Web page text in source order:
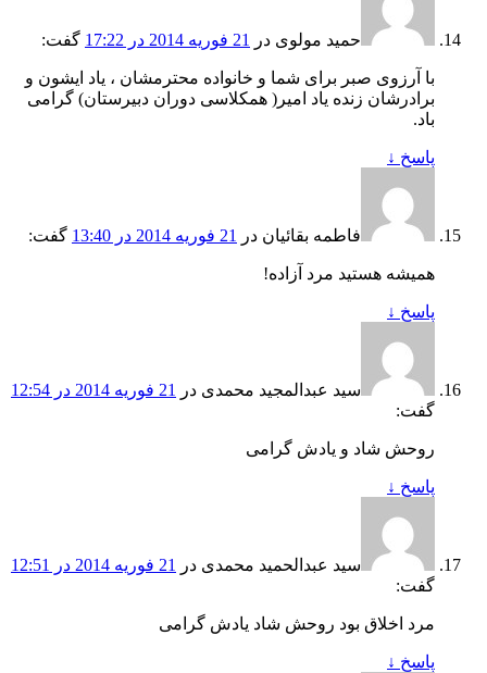
حمید مولوی در 21 فوریه 2014 در 17:22 گفت:
با آرزوی صبر برای شما و خانواده محترمشان ، یاد ایشون و
برادرشان زنده یاد امیر( همکلاسی دوران دبیرستان) گرامی
باد.
پاسخ ↓
فاطمه بقائیان در 21 فوریه 2014 در 13:40 گفت:
همیشه هستید مرد آزاده!
پاسخ ↓
سید عبدالمجید محمدی در
21 فوریه 2014 در 12:54
گفت:
روحش شاد و یادش گرامی
پاسخ ↓
سید عبدالحمید محمدی در
21 فوریه 2014 در 12:51
گفت:
مرد اخلاق بود روحش شاد یادش گرامی
پاسخ ↓